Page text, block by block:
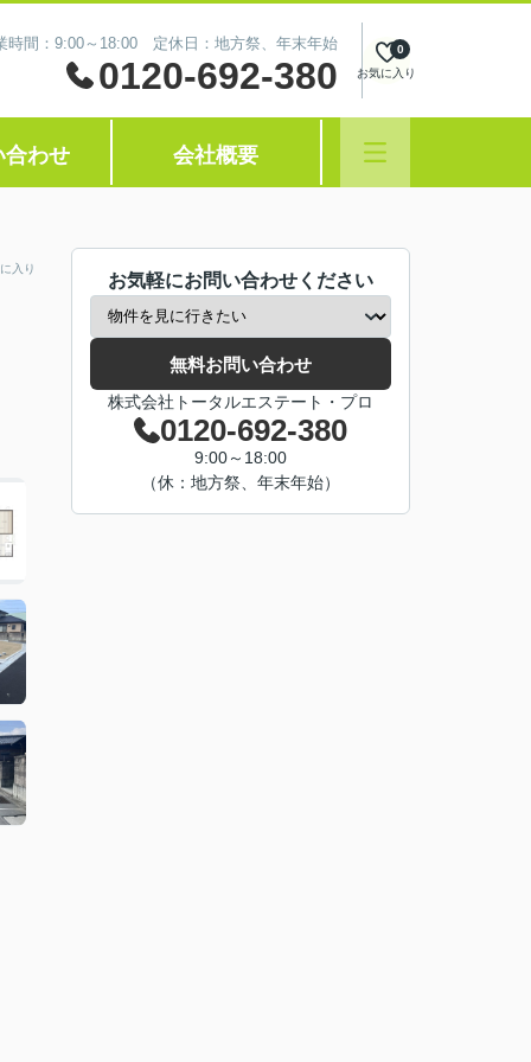
時間：9:00～18:00 定休日：地方祭、年末年始
0120-692-380 お気に入り
0
合わせ 会社概要
入り
お気軽にお問い合わせください
無料お問い合わせ
株式会社トータルエステート・プロ
0120-692-380
9:00～18:00
（休：地方祭、年末年始）